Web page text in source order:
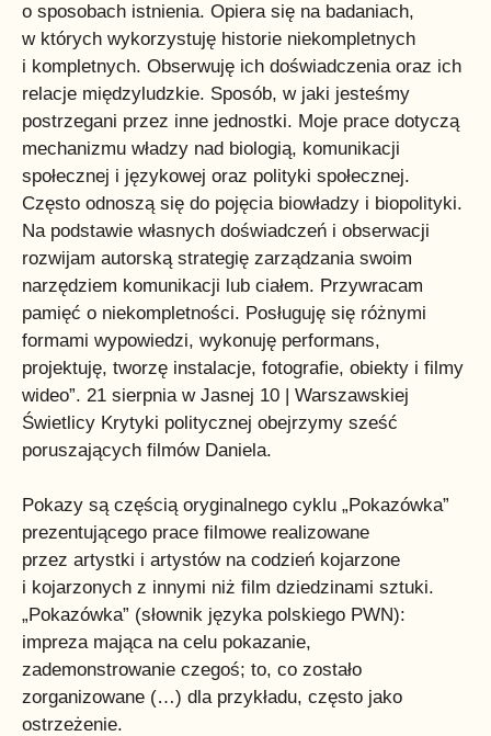
o sposobach istnienia. Opiera się na badaniach,
w których wykorzystuję historie niekompletnych
i kompletnych. Obserwuję ich doświadczenia oraz ich
relacje międzyludzkie. Sposób, w jaki jesteśmy
postrzegani przez inne jednostki. Moje prace dotyczą
mechanizmu władzy nad biologią, komunikacji
społecznej i językowej oraz polityki społecznej.
Często odnoszą się do pojęcia biowładzy i biopolityki.
Na podstawie własnych doświadczeń i obserwacji
rozwijam autorską strategię zarządzania swoim
narzędziem komunikacji lub ciałem. Przywracam
pamięć o niekompletności. Posługuję się różnymi
formami wypowiedzi, wykonuję performans,
projektuję, tworzę instalacje, fotografie, obiekty i filmy
wideo”. 21 sierpnia w Jasnej 10 | Warszawskiej
Świetlicy Krytyki politycznej obejrzymy sześć
poruszających filmów Daniela.
Pokazy są częścią oryginalnego cyklu „Pokazówka”
prezentującego prace filmowe realizowane
przez artystki i artystów na codzień kojarzone
i kojarzonych z innymi niż film dziedzinami sztuki.
„Pokazówka” (słownik języka polskiego PWN):
impreza mająca na celu pokazanie,
zademonstrowanie czegoś; to, co zostało
zorganizowane (…) dla przykładu, często jako
ostrzeżenie.